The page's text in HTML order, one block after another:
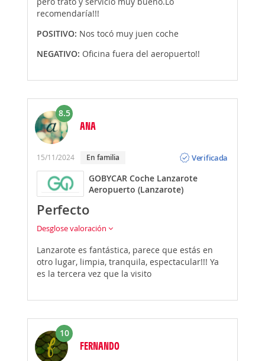
recomendaría!!!
POSITIVO: Nos tocó muy juen coche
NEGATIVO: Oficina fuera del aeropuerto!!
8.5
ANA
15/11/2024 En familia
Verificada
GOBYCAR Coche Lanzarote
Aeropuerto (Lanzarote)
Perfecto
Desglose valoración
Lanzarote es fantástica, parece que estás en
otro lugar, limpia, tranquila, espectacular!!! Ya
es la tercera vez que la visito
10
FERNANDO